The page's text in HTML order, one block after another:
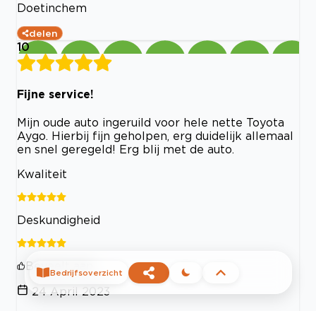
Doetinchem
delen
10
Fijne service!
Mijn oude auto ingeruild voor hele nette Toyota
Aygo. Hierbij fijn geholpen, erg duidelijk allemaal
en snel geregeld! Erg blij met de auto.
Kwaliteit
Deskundigheid
Beveelt aan
24 April 2023
Bedrijfsoverzicht